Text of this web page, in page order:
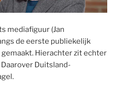
mediafiguur (Jan
de eerste publiekelijk
Hierachter zit echter
Duitsland-